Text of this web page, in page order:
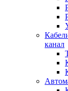
канал